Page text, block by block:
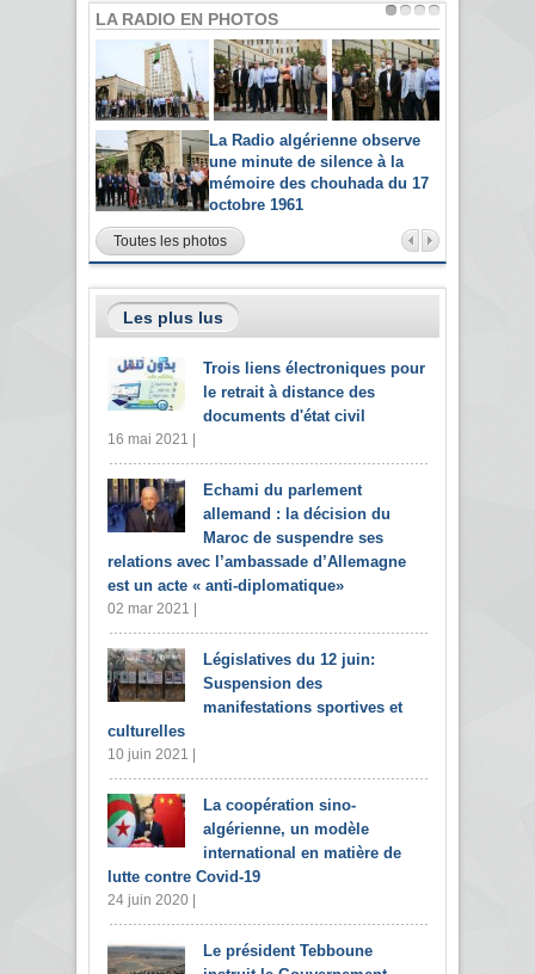
LA RADIO EN PHOTOS
La Radio algérienne observe
une minute de silence à la
mémoire des chouhada du 17
octobre 1961
Toutes les photos
Les plus lus
Trois liens électroniques pour
le retrait à distance des
documents d'état civil
16 mai 2021 |
Echami du parlement
allemand : la décision du
Maroc de suspendre ses
relations avec l’ambassade d’Allemagne
est un acte « anti-diplomatique»
02 mar 2021 |
Législatives du 12 juin:
Suspension des
manifestations sportives et
culturelles
10 juin 2021 |
La coopération sino-
algérienne, un modèle
international en matière de
lutte contre Covid-19
24 juin 2020 |
Le président Tebboune